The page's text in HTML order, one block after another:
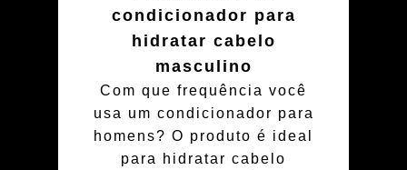
condicionador para
hidratar cabelo
masculino
Com que frequência você
usa um condicionador para
homens? O produto é ideal
para hidratar cabelo